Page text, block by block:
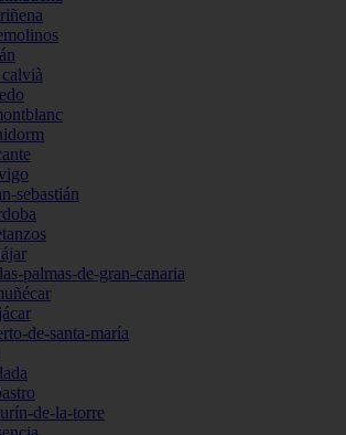
sebastián
palmas-de-gran-canaria
de-santa-maría
de-la-torre